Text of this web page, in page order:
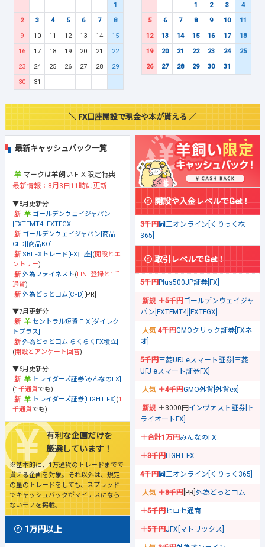
1
2
3 4 5 6 7
8
9
10 11 12 13 14
15
16
17 18 19 20 21
22
23
24 25 26 27 28
29
30
31
1
2 3
4
5
6 7 8 9 10
11
12
13 14 15 16 17
18
19
20 21 22 23 24
25
26
27 28 29 30 31
＼ FX口座開設で現金や本が貰える ／
最新キャッシュバック一覧
マークは羊飼いＦＸ限定特典
最新情報：8月3日11時に更新
▼8月更新分
ゴールデンウェイジャパン
[FXTFMT4][FXTFGX]
ゴールデンウェイジャパン[商品
CFD][商品KO]
SBI FXトレード[FX口座] (開設とエ
ントリー)
外為ファイネスト(LINE登録と1千
通貨)
外為どっとコム[CFD] [PR]
▼7月更新分
セントラル短資ＦＸ[ダイレク
トプラス]
外為どっとコム[らくらくFX積立]
(開設とアンケート回答)
▼6月更新分
トレイダーズ証券[みんなのFX]
(1千通貨でも)
トレイダーズ証券[LIGHT FX] (1
千通貨でも)
有利な企画だけを
厳選しています！
※基本的に、1万通貨のトレードまでで
貰える企画を対象。それ以外は、規定
の量のトレードをしても、スプレッド
でキャッシュバックがマイナスになら
ないモノを掲載。
1万円以上
開設や入金レベルでGet！
3千円岡三オンライン[くりっく株
365]
取引レベルでGet！
5千円Plus500JP証券[FX]
＋5千円ゴールデンウェイジャ
パン[FXTFMT4][FXTFGX]
4千円GMOクリック証券[FXネ
オ]
5千円三菱UFJ eスマート証券[三菱
UFJ eスマート証券FX]
＋4千円GMO外貨[外貨ex]
＋3000円 インヴァスト証券[ト
ライオートFX]
＋合計1万円みんなのFX
＋3千円LIGHT FX
4千円岡三オンライン[くりっく365]
＋8千円 [PR] 外為どっとコム
＋5千円ヒロセ通商
＋5千円JFX[マトリックス]